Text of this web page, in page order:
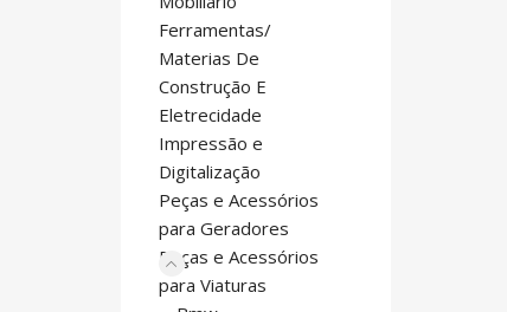
Ferramentas/
Materias De
Construção E
Eletrecidade
Impressão e
Digitalização
Peças e Acessórios
para Geradores
Peças e Acessórios
para Viaturas